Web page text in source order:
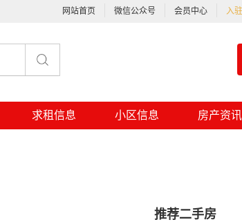
网站首页 微信公众号 会员中心 入
求租信息 小区信息 房产资讯
推荐二手房